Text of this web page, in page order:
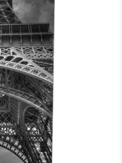
marketing.
Simplemente
mejor a tus
diseño si lo deseas y
opciones de envío
tu Roll Up en la
u oficina.
mejorar tu presencia
Roll Up de alta